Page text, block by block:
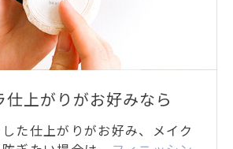
仕上がりがお好みなら
た仕上がりがお好み、メイク